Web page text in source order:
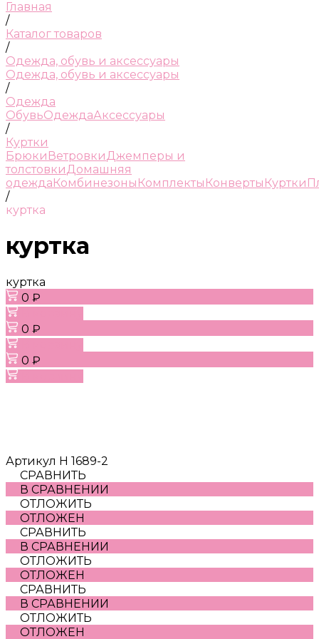
Главная
/
Каталог товаров
/
Одежда, обувь и аксессуары
Одежда, обувь и аксессуары
/
Одежда
ОбувьОдеждаАксессуары
/
Куртки
Брюки ВетровкиДжемперы и
толстовкиДомашняя
одеждаКомбинезоны Комплекты Конверты Куртки
/
куртка
куртка
куртка
0 ₽
0 ₽
0 ₽
Артикул H 1689-2
СРАВНИТЬ
В СРАВНЕНИИ
ОТЛОЖИТЬ
ОТЛОЖЕН
СРАВНИТЬ
В СРАВНЕНИИ
ОТЛОЖИТЬ
ОТЛОЖЕН
СРАВНИТЬ
В СРАВНЕНИИ
ОТЛОЖИТЬ
ОТЛОЖЕН